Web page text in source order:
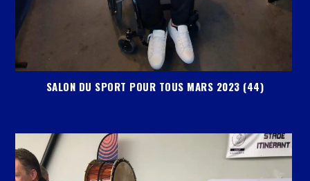
SALON DU SPORT POUR TOUS MARS 2023 (44)